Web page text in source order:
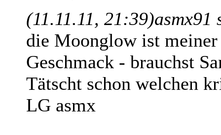
(11.11.11, 21:39)
die Moonglow ist
Geschmack - brauchst
Tätscht schon welchen
LG asmx